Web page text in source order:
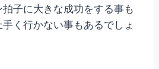
子に大きな成功をする事も
く行かない事もあるでしょ